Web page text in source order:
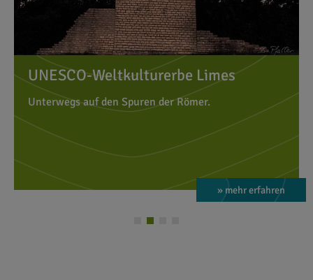
UNESCO-Weltkulturerbe Limes
Unterwegs auf den Spuren der Römer.
» mehr erfahren